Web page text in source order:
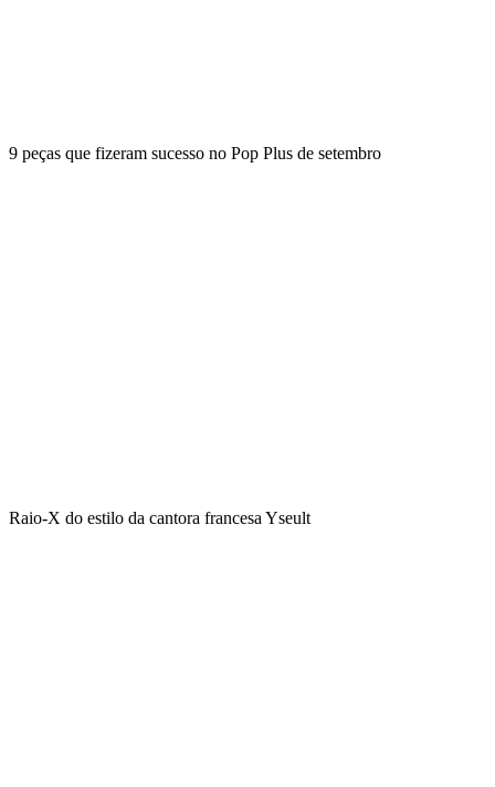
9 peças que fizeram sucesso no Pop Plus de setembro
Raio-X do estilo da cantora francesa Yseult